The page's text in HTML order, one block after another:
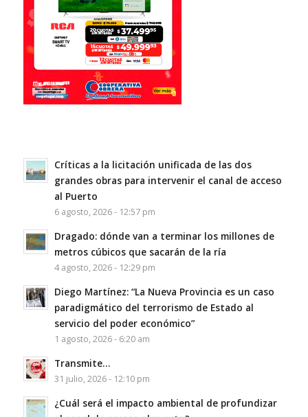
Críticas a la licitación unificada de las dos
grandes obras para intervenir el canal de acceso
al Puerto
6 agosto, 2026 - 12:57 pm
Dragado: dónde van a terminar los millones de
metros cúbicos que sacarán de la ría
4 agosto, 2026 - 12:29 pm
Diego Martínez: “La Nueva Provincia es un caso
paradigmático del terrorismo de Estado al
servicio del poder económico”
1 agosto, 2026 - 6:20 am
Transmite…
31 julio, 2026 - 12:10 pm
¿Cuál será el impacto ambiental de profundizar